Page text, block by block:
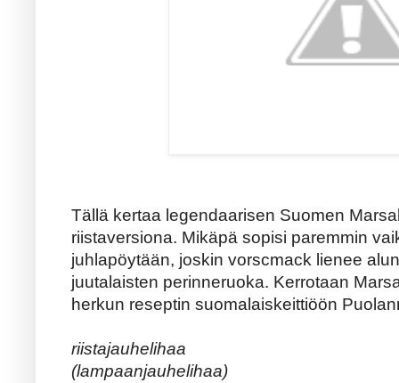
Tällä kertaa legendaarisen Suomen
riistaversiona. Mikäpä sopisi paremmin
juhlapöytään, joskin vorscmack lienee
juutalaisten perinneruoka. Kerrotaan
herkun reseptin suomalaiskeittiöön
riistajauhelihaa
(lampaanjauhelihaa)